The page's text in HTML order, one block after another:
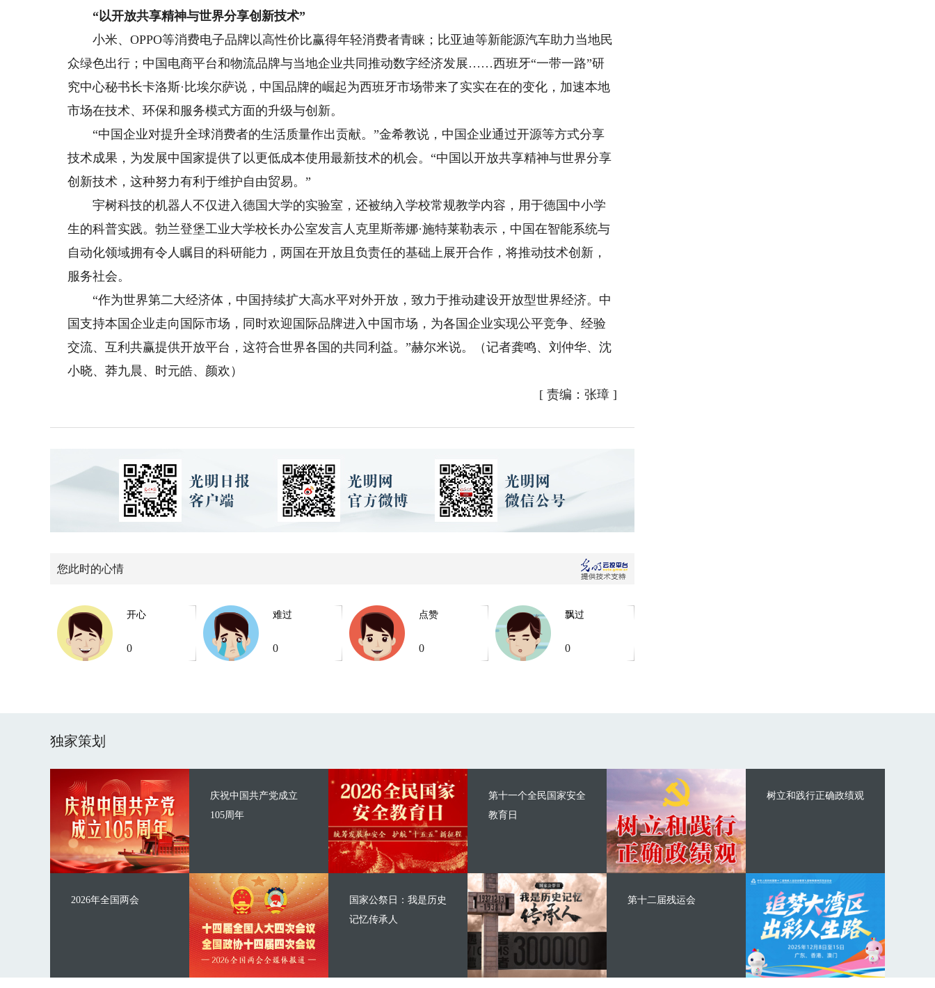
“以开放共享精神与世界分享创新技术”
小米、OPPO等消费电子品牌以高性价比赢得年轻消费者青睐；比亚迪等新能源汽车助力当地民
众绿色出行；中国电商平台和物流品牌与当地企业共同推动数字经济发展……西班牙“一带一路”研
究中心秘书长卡洛斯·比埃尔萨说，中国品牌的崛起为西班牙市场带来了实实在在的变化，加速本地
市场在技术、环保和服务模式方面的升级与创新。
“中国企业对提升全球消费者的生活质量作出贡献。”金希教说，中国企业通过开源等方式分享
技术成果，为发展中国家提供了以更低成本使用最新技术的机会。“中国以开放共享精神与世界分享
创新技术，这种努力有利于维护自由贸易。”
宇树科技的机器人不仅进入德国大学的实验室，还被纳入学校常规教学内容，用于德国中小学
生的科普实践。勃兰登堡工业大学校长办公室发言人克里斯蒂娜·施特莱勒表示，中国在智能系统与
自动化领域拥有令人瞩目的科研能力，两国在开放且负责任的基础上展开合作，将推动技术创新，
服务社会。
“作为世界第二大经济体，中国持续扩大高水平对外开放，致力于推动建设开放型世界经济。中
国支持本国企业走向国际市场，同时欢迎国际品牌进入中国市场，为各国企业实现公平竞争、经验
交流、互利共赢提供开放平台，这符合世界各国的共同利益。”赫尔米说。（记者龚鸣、刘仲华、沈
小晓、莽九晨、时元皓、颜欢）
[ 责编：张璋 ]
您此时的心情
开心
0
难过
0
点赞
0
飘过
0
独家策划
庆祝中国共产党成立
105周年
2026年全国两会
第十一个全民国家安全
教育日
国家公祭日：我是历史
记忆传承人
树立和践行正确政绩观
第十二届残运会